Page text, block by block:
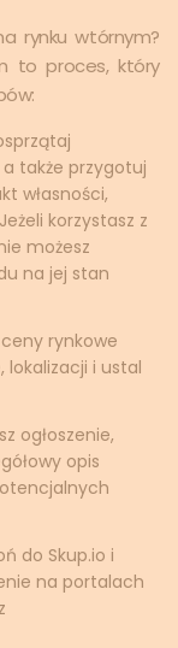
rynku wtórnym?
to proces, który
także przygotuj
własności,
korzystasz z
możesz
na jej stan
rynkowe
i ustal
ogłoszenie,
opis
do Skup.io i
na portalach